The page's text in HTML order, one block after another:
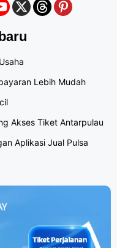
Lebih Mudah
Akses Tiket Antarpulau
Aplikasi Jual Pulsa